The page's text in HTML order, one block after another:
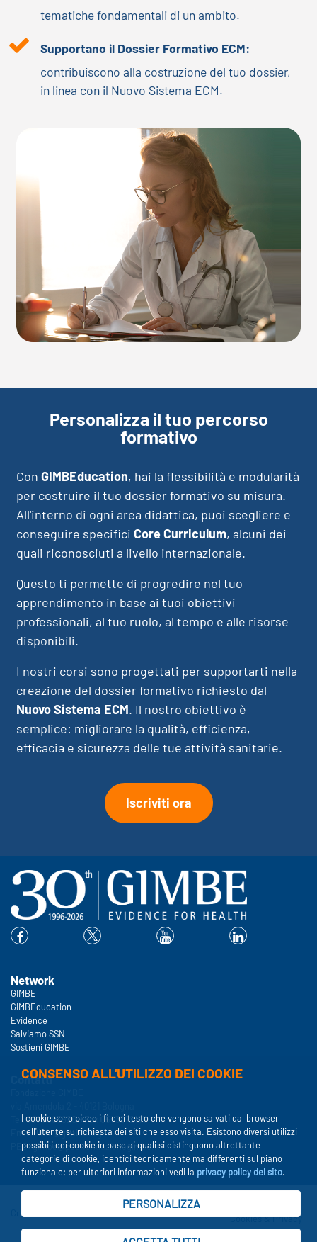
tematiche fondamentali di un ambito.
Supportano il Dossier Formativo ECM:
contribuiscono alla costruzione del tuo dossier,
in linea con il Nuovo Sistema ECM.
Personalizza il tuo percorso
formativo
Con GIMBEducation, hai la flessibilità e modularità
per costruire il tuo dossier formativo su misura.
All'interno di ogni area didattica, puoi scegliere e
conseguire specifici Core Curriculum, alcuni dei
quali riconosciuti a livello internazionale.
Questo ti permette di progredire nel tuo
apprendimento in base ai tuoi obiettivi
professionali, al tuo ruolo, al tempo e alle risorse
disponibili.
I nostri corsi sono progettati per supportarti nella
creazione del dossier formativo richiesto dal
Nuovo Sistema ECM. Il nostro obiettivo è
semplice: migliorare la qualità, efficienza,
efficacia e sicurezza delle tue attività sanitarie.
Iscriviti ora
Network
GIMBE
GIMBEducation
Evidence
Salviamo SSN
Sostieni GIMBE
Contatti
Tel. 051 5883920 - Fax 051 3372195
Email:info@gimbe.org
PEC:gimbe@pec.fondazionegimbe.it
Credits
Cookies & Privacy
CONSENSO ALL'UTILIZZO DEI COOKIE
I cookie sono piccoli file di testo che vengono salvati dal browser
dell'utente su richiesta dei siti che esso visita. Esistono diversi utilizzi
possibili dei cookie in base ai quali si distinguono altrettante
categorie di cookie, identici tecnicamente ma differenti sul piano
funzionale; per ulteriori informazioni vedi la privacy policy del sito.
PERSONALIZZA